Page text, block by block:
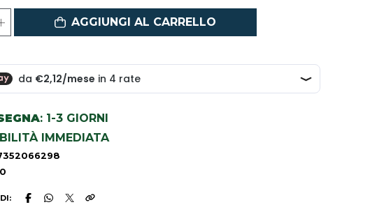
AGGIUNGI AL CARRELLO
: 1-3 GIORNI
IMMEDIATA